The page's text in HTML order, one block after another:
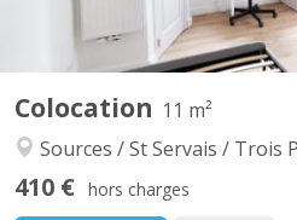
Colocation 11 m²
Sources / St Servais / Trois
410 € hors charges